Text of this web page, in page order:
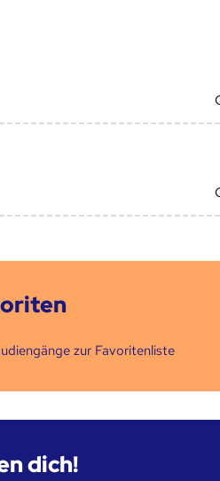
zur Favoritenliste
dich!